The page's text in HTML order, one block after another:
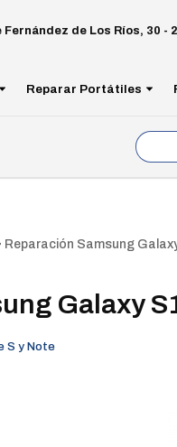
Fernández de Los Ríos, 30 -
Reparar Portátiles
Reparación Samsung
Galaxy
S y Note